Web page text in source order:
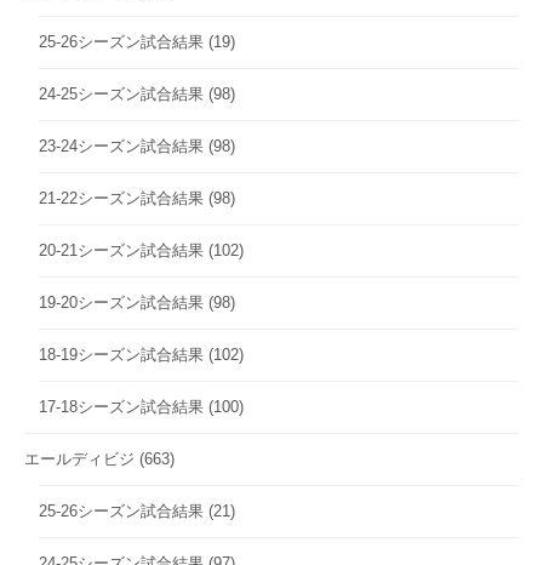
25-26シーズン試合結果 (19)
24-25シーズン試合結果 (98)
23-24シーズン試合結果 (98)
21-22シーズン試合結果 (98)
20-21シーズン試合結果 (102)
19-20シーズン試合結果 (98)
18-19シーズン試合結果 (102)
17-18シーズン試合結果 (100)
エールディビジ (663)
25-26シーズン試合結果 (21)